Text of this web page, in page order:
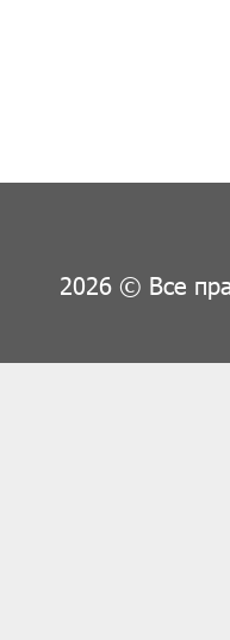
2026 © Все